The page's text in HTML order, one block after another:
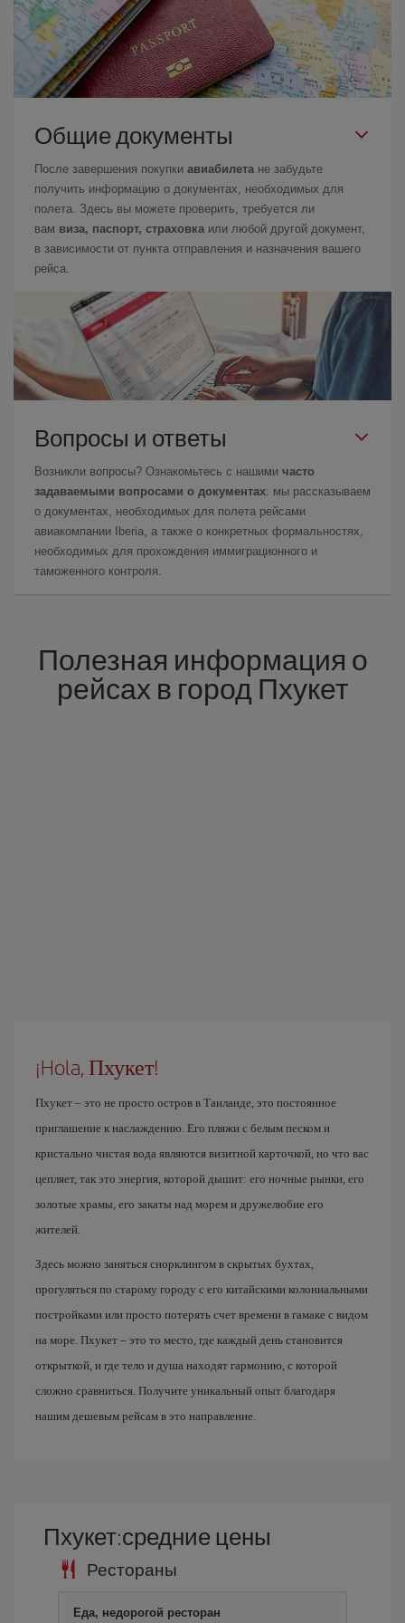
Общие документы
После завершения покупки авиабилета не забудьте
получить информацию о документах, необходимых для
полета. Здесь вы можете проверить, требуется ли
вам виза, паспорт, страховка или любой другой документ,
в зависимости от пункта отправления и назначения вашего
рейса.
Вопросы и ответы
Возникли вопросы? Ознакомьтесь с нашими часто
задаваемыми вопросами о документах: мы рассказываем
о документах, необходимых для полета рейсами
авиакомпании Iberia, а также о конкретных формальностях,
необходимых для прохождения иммиграционного и
таможенного контроля.
Полезная информация о
рейсах в город Пхукет
¡Hola, Пхукет!
Пхукет – это не просто остров в Таиланде, это постоянное
приглашение к наслаждению. Его пляжи с белым песком и
кристально чистая вода являются визитной карточкой, но что вас
цепляет, так это энергия, которой дышит: его ночные рынки, его
золотые храмы, его закаты над морем и дружелюбие его
жителей.
Здесь можно заняться снорклингом в скрытых бухтах,
прогуляться по старому городу с его китайскими колониальными
постройками или просто потерять счет времени в гамаке с видом
на море. Пхукет – это то место, где каждый день становится
открыткой, и где тело и душа находят гармонию, с которой
сложно сравниться. Получите уникальный опыт благодаря
нашим дешевым рейсам в это направление.
Пхукет:средние цены
Рестораны
Еда, недорогой ресторан